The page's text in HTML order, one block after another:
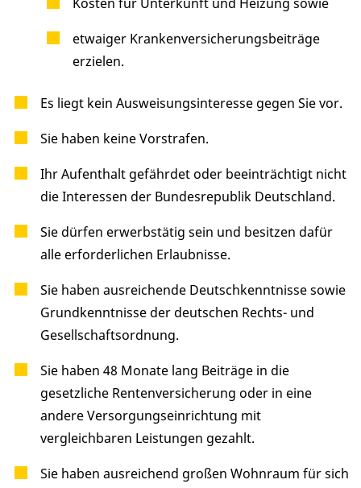
etwaiger Krankenversicherungsbeiträge
erzielen.
Es liegt kein Ausweisungsinteresse gegen Sie vor.
Sie haben keine Vorstrafen.
Ihr Aufenthalt gefährdet oder beeinträchtigt nicht
die Interessen der Bundesrepublik Deutschland.
Sie dürfen erwerbstätig sein und besitzen dafür
alle erforderlichen Erlaubnisse.
Sie haben ausreichende Deutschkenntnisse sowie
Grundkenntnisse der deutschen Rechts- und
Gesellschaftsordnung.
Sie haben 48 Monate lang Beiträge in die
gesetzliche Rentenversicherung oder in eine
andere Versorgungseinrichtung mit
vergleichbaren Leistungen gezahlt.
Sie haben ausreichend großen Wohnraum für sich